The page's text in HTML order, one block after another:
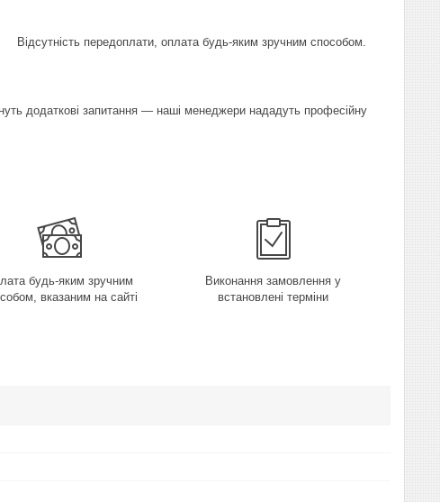
Відсутність передоплати, оплата будь-яким зручним способом.
додаткові запитання — наші менеджери нададуть професійну
будь-яким зручним
вказаним на сайті
Виконання замовлення у
встановлені терміни